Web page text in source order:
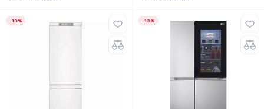
-13% -13%